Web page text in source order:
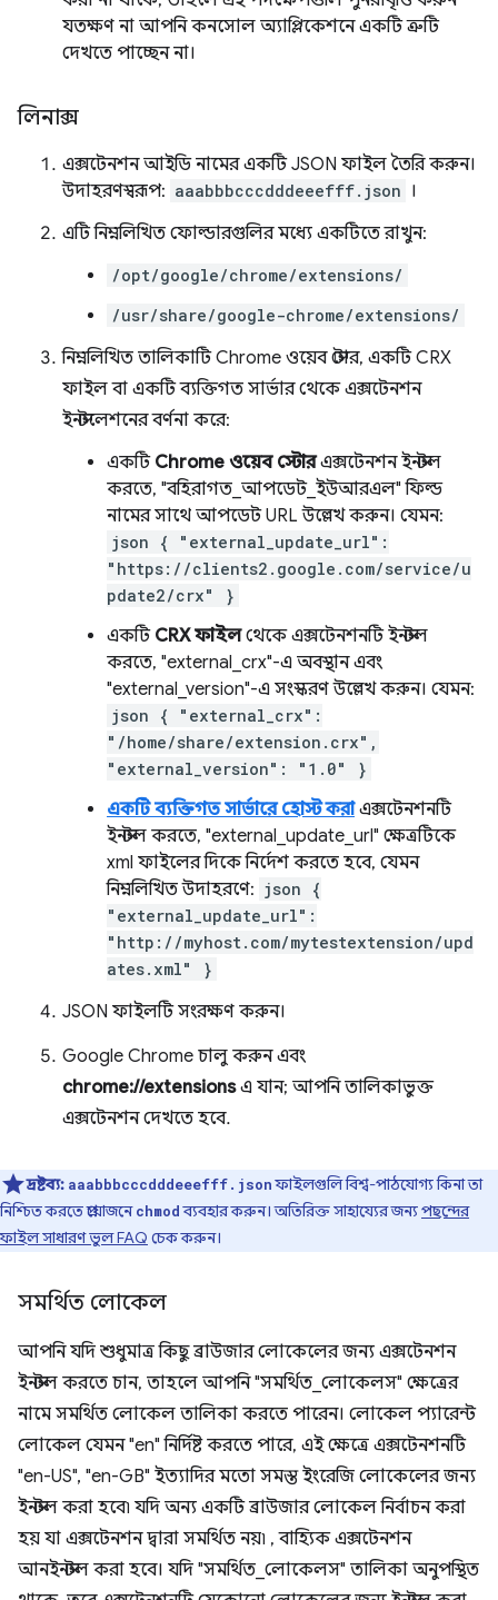
যতক্ষণ না আপনি কনসোল অ্যাপ্লিকেশনে একটি ত্রুটি
দেখতে পাচ্ছেন না।
লিনাক্স
এক্সটেনশন আইডি নামের একটি JSON ফাইল তৈরি করুন।
উদাহরণস্বরূপ: aaabbbcccdddeeefff.json ।
এটি নিম্নলিখিত ফোল্ডারগুলির মধ্যে একটিতে রাখুন:
/opt/google/chrome/extensions/
/usr/share/google-chrome/extensions/
নিম্নলিখিত তালিকাটি Chrome ওয়েব স্টোর, একটি CRX
ফাইল বা একটি ব্যক্তিগত সার্ভার থেকে এক্সটেনশন
ইনস্টলেশনের বর্ণনা করে:
একটি Chrome ওয়েব স্টোরএক্সটেনশন ইনস্টল
করতে, "বহিরাগত_আপডেট_ইউআরএল" ফিল্ড
নামের সাথে আপডেট URL উল্লেখ করুন। যেমন:
json { "external_update_url":
"https://clients2.google.com/service/u
pdate2/crx" }
একটি CRX ফাইলথেকে এক্সটেনশনটি ইনস্টল
করতে, "external_crx"-এ অবস্থান এবং
"external_version"-এ সংস্করণ উল্লেখ করুন। যেমন:
json { "external_crx":
"/home/share/extension.crx",
"external_version": "1.0" }
একটি ব্যক্তিগত সার্ভারে হোস্ট করাএক্সটেনশনটি
ইনস্টল করতে, "external_update_url" ক্ষেত্রটিকে
xml ফাইলের দিকে নির্দেশ করতে হবে, যেমন
নিম্নলিখিত উদাহরণে: json {
"external_update_url":
"http://myhost.com/mytestextension/upd
ates.xml" }
JSON ফাইলটি সংরক্ষণ করুন।
Google Chrome চালু করুন এবং
chrome://extensionsএ যান; আপনি তালিকাভুক্ত
এক্সটেনশন দেখতে হবে.
দ্রষ্টব্য: aaabbbcccdddeeefff.jsonফাইলগুলি বিশ্ব-পাঠযোগ্য কিনা তা
নিশ্চিত করতে প্রয়োজনেchmodব্যবহার করুন। অতিরিক্ত সাহায্যের জন্যপছন্দের
ফাইল সাধারণ ভুল FAQ চেক করুন।
সমর্থিত লোকেল
আপনি যদি শুধুমাত্র কিছু ব্রাউজার লোকেলের জন্য এক্সটেনশন
ইনস্টল করতে চান, তাহলে আপনি "সমর্থিত_লোকেলস" ক্ষেত্রের
নামে সমর্থিত লোকেল তালিকা করতে পারেন। লোকেল প্যারেন্ট
লোকেল যেমন "en" নির্দিষ্ট করতে পারে, এই ক্ষেত্রে এক্সটেনশনটি
"en-US", "en-GB" ইত্যাদির মতো সমস্ত ইংরেজি লোকেলের জন্য
ইনস্টল করা হবে৷ যদি অন্য একটি ব্রাউজার লোকেল নির্বাচন করা
হয় যা এক্সটেনশন দ্বারা সমর্থিত নয়৷ , বাহ্যিক এক্সটেনশন
আনইনস্টল করা হবে। যদি "সমর্থিত_লোকেলস" তালিকা অনুপস্থিত